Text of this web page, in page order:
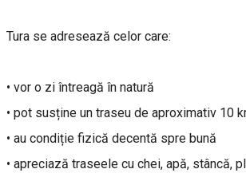
Tura se adresează celor care:
• vor o zi întreagă în natură
• pot susține un traseu de aproximativ 10
• au condiție fizică decentă spre bună
• apreciază traseele cu chei, apă, stâncă,